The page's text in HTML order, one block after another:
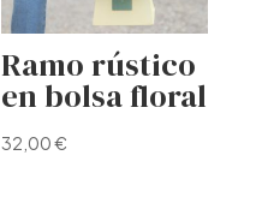
Ramo rústico
en bolsa floral
32,00€